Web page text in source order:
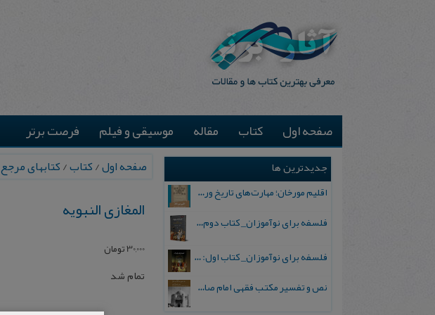
صفحه اول کتاب مقاله موسیقی و فیلم فرصت برتر
صفحه اول/کتاب/کتابهای مرجع
المغازی النبویه
30,000تومان
تمام شد
جدیدترین ها
اقلیم مورخان؛ مهارت‌های تاریخ ورزی علمی
فلسفه برای نوآموزان_ کتاب دوم: پرسش درباره واقعیت و معرفت
فلسفه برای نوآموزان_ کتاب اول: تردید در باورهای رایج
نص و تفسیر مکتب فقهی امام صادق علیه السلام